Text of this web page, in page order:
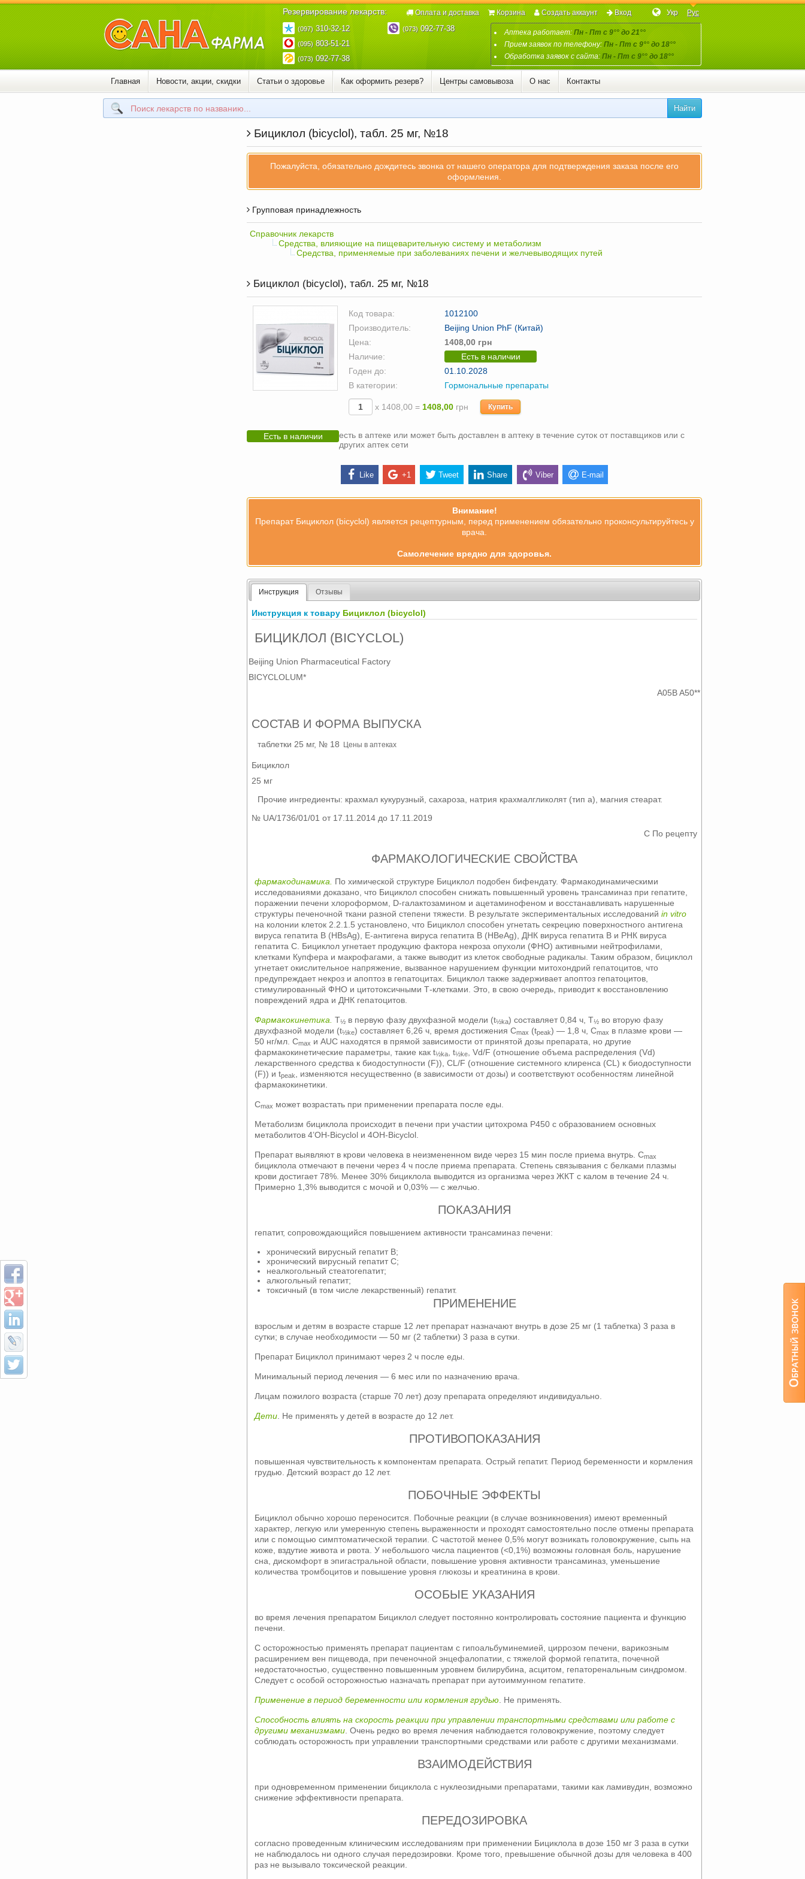
Резервирование лекарств:
(097)310-32-12
(095)803-51-21
(073)092-77-38
(073)092-77-38 Аптека работает:Пн - Пт с 9°° до 21°°
Прием заявок по телефону:Пн - Пт с 9°° до 18°°
Обработка заявок с сайта:Пн - Пт с 9°° до 18°°
Укр Рус
Оплата и доставка Корзина Создать аккаунт Вход
Главная Новости, акции, скидки Статьи о здоровье Как оформить резерв? Центры самовывоза О нас Контакты
Найти
Бициклол (bicyclol), табл. 25 мг, №18
Пожалуйста, обязательно дождитесь звонка от нашего оператора для подтверждения заказа после его
оформления.
Групповая принадлежность
Справочник лекарств
Средства, влияющие на пищеварительную систему и метаболизм
Средства, применяемые при заболеваниях печени и желчевыводящих путей
Бициклол (bicyclol), табл. 25 мг, №18
Код товара:
1012100
Производитель:
Beijing Union PhF (Китай)
Цена:
1408,00 грн
Наличие:
Есть в наличии
Годен до:
01.10.2028
В категории:
Гормональные препараты
х 1408,00 = 1408,00 грн Купить
Есть в наличии
есть в аптеке или может быть доставлен в аптеку в течение суток от поставщиков или с
других аптек сети
Like +1 Tweet Share Viber E-mail
Внимание!
Препарат Бициклол (bicyclol) является рецептурным, перед применением обязательно проконсультируйтесь у
врача.
Самолечение вредно для здоровья.
Инструкция Отзывы
Инструкция к товару Бициклол (bicyclol)
БИЦИКЛОЛ (BICYCLOL)
Beijing Union Pharmaceutical Factory
BICYCLOLUM*
A05B A50**
СОСТАВ И ФОРМА ВЫПУСКА
таблетки 25 мг, № 18 Цены в аптеках
Бициклол
25 мг
Прочие ингредиенты: крахмал кукурузный, сахароза, натрия крахмалгликолят (тип а), магния стеарат.
№ UA/1736/01/01 от 17.11.2014 до 17.11.2019
CПо рецепту
ФАРМАКОЛОГИЧЕСКИЕ СВОЙСТВА
фармакодинамика.
По химической структуре Бициклол подобен бифендату. Фармакодинамическими
исследованиями доказано, что Бициклол способен снижать повышенный уровень трансаминаз при гепатите,
поражении печени хлороформом, D-галактозамином и ацетаминофеном и восстанавливать нарушенные
структуры печеночной ткани разной степени тяжести. В результате экспериментальных исследованийin vitro
на колонии клеток 2.2.1.5 установлено, что Бициклол способен угнетать секрецию поверхностного антигена
вируса гепатита B (HBsAg), E-антигена вируса гепатита B (HBeAg), ДНК вируса гепатита B и РНК вируса
гепатита C. Бициклол угнетает продукцию фактора некроза опухоли (ФНО) активными нейтрофилами,
клетками Купфера и макрофагами, а также выводит из клеток свободные радикалы. Таким образом, бициклол
угнетает окислительное напряжение, вызванное нарушением функции митохондрий гепатоцитов, что
предупреждает некроз и апоптоз в гепатоцитах. Бициклол также задерживает апоптоз гепатоцитов,
стимулированный ФНО и цитотоксичными Т-клетками. Это, в свою очередь, приводит к восстановлению
повреждений ядра и ДНК гепатоцитов.
Фармакокинетика. T½ в первую фазу двухфазной модели (t½ka) составляет 0,84 ч, T½ во вторую фазу
двухфазной модели (t½ke) составляет 6,26 ч, время достижения Cmax (tpeak) — 1,8 ч, Cmax в плазме крови —
50 нг/мл. Cmax и AUC находятся в прямой зависимости от принятой дозы препарата, но другие
фармакокинетические параметры, такие как t½ka , t½ke
, Vd/F (отношение объема распределения (Vd)
лекарственного средства к биодоступности (F)), CL/F (отношение системного клиренса (CL) к биодоступности
(F)) и tpeak
, изменяются несущественно (в зависимости от дозы) и соответствуют особенностям линейной
фармакокинетики.
Cmax может возрастать при применении препарата после еды.
Метаболизм бициклола происходит в печени при участии цитохрома P450 с образованием основных
метаболитов 4’OH-Bicyclol и 4OH-Bicyclol.
Препарат выявляют в крови человека в неизмененном виде через 15 мин после приема внутрь. Cmax
бициклола отмечают в печени через 4 ч после приема препарата. Степень связывания с белками плазмы
крови достигает 78%. Менее 30% бициклола выводится из организма через ЖКТ с калом в течение 24 ч.
Примерно 1,3% выводится с мочой и 0,03% — с желчью.
ПОКАЗАНИЯ
гепатит, сопровождающийся повышением активности трансаминаз печени:
хронический вирусный гепатит B;
хронический вирусный гепатит C;
неалкогольный стеатогепатит;
алкогольный гепатит;
токсичный (в том числе лекарственный) гепатит.
ПРИМЕНЕНИЕ
взрослым и детям в возрасте старше 12 лет препарат назначают внутрь в дозе 25 мг (1 таблетка) 3 раза в
сутки; в случае необходимости — 50 мг (2 таблетки) 3 раза в сутки.
Препарат Бициклол принимают через 2 ч после еды.
Минимальный период лечения — 6 мес или по назначению врача.
Лицам пожилого возраста (старше 70 лет) дозу препарата определяют индивидуально.
Дети . Не применять у детей в возрасте до 12 лет.
ПРОТИВОПОКАЗАНИЯ
повышенная чувствительность к компонентам препарата. Острый гепатит. Период беременности и кормления
грудью. Детский возраст до 12 лет.
ПОБОЧНЫЕ ЭФФЕКТЫ
Бициклол обычно хорошо переносится. Побочные реакции (в случае возникновения) имеют временный
характер, легкую или умеренную степень выраженности и проходят самостоятельно после отмены препарата
или с помощью симптоматической терапии. С частотой менее 0,5% могут возникать головокружение, сыпь на
коже, вздутие живота и рвота. У небольшого числа пациентов (<0,1%) возможны головная боль, нарушение
сна, дискомфорт в эпигастральной области, повышение уровня активности трансаминаз, уменьшение
количества тромбоцитов и повышение уровня глюкозы и креатинина в крови.
ОСОБЫЕ УКАЗАНИЯ
во время лечения препаратом Бициклол следует постоянно контролировать состояние пациента и функцию
печени.
С осторожностью применять препарат пациентам с гипоальбуминемией, циррозом печени, варикозным
расширением вен пищевода, при печеночной энцефалопатии, с тяжелой формой гепатита, почечной
недостаточностью, существенно повышенным уровнем билирубина, асцитом, гепаторенальным синдромом.
Следует с особой осторожностью назначать препарат при аутоиммунном гепатите.
Применение в период беременности или кормления грудью . Не применять.
Способность влиять на скорость реакции при управлении транспортными средствами или работе с
другими механизмами . Очень редко во время лечения наблюдается головокружение, поэтому следует
соблюдать осторожность при управлении транспортными средствами или работе с другими механизмами.
ВЗАИМОДЕЙСТВИЯ
при одновременном применении бициклола с нуклеозидными препаратами, такими как ламивудин, возможно
снижение эффективности препарата.
ПЕРЕДОЗИРОВКА
согласно проведенным клиническим исследованиям при применении Бициклола в дозе 150 мг 3 раза в сутки
не наблюдалось ни одного случая передозировки. Кроме того, превышение обычной дозы для человека в 400
раз не вызывало токсической реакции.